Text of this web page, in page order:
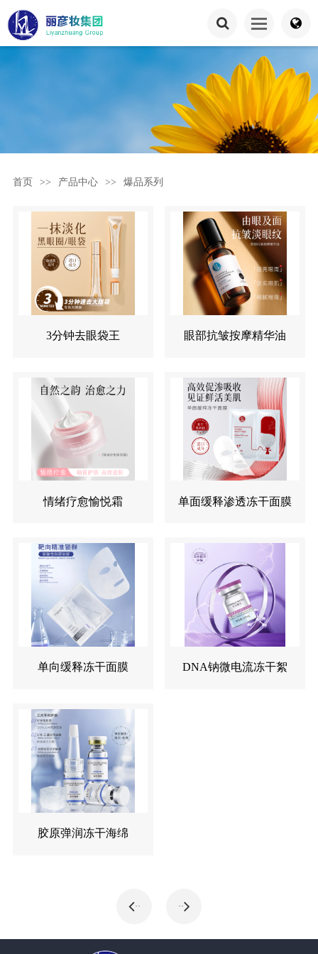
首页 >> 产品中心 >> 爆品系列
3分钟去眼袋王 眼部抗皱按摩精华油
情绪疗愈愉悦霜 单面缓释渗透冻干面膜
单向缓释冻干面膜 DNA钠微电流冻干絮
胶原弹润冻干海绵
·· ··